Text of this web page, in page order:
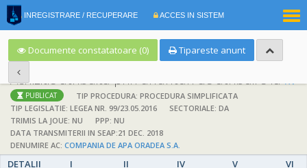
INREGISTRARE / RECUPERARE ACCES IN SISTEM
Documente constatatoare (0) Tipareste anunt
; Achizitie atribuita prin anunturi de atribuire la anuntul simplificat
PUBLICAT
TIP PROCEDURA: PROCEDURA SIMPLIFICATA
TIP LEGISLATIE: LEGEA NR. 99/23.05.2016
SECTORIALE: DA
TRIMIS LA JOUE: NU
PPP: NU
DATA TRANSMITERII IN SEAP:21 DEC. 2018
DENUMIRE AC: COMPANIA DE APA ORADEA S.A.
DETALII I II IV V VI
DETALII